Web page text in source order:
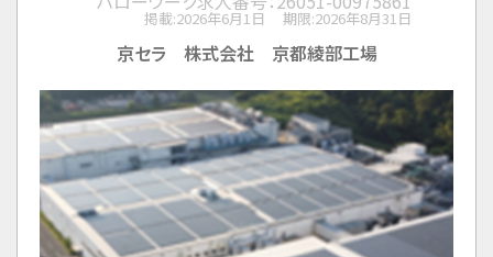
掲載:2026年6月1日 期限:2026年8月31日
京セラ 株式会社 京都綾部工場